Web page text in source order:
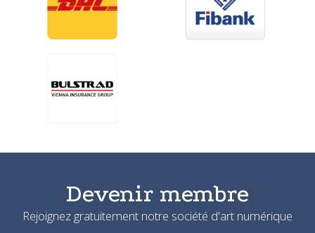
Devenir membre
Rejoignez gratuitement notre société d'art numérique